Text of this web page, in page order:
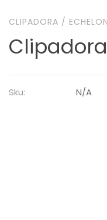
CLIPADORA / ECHELON
Sku: N/A